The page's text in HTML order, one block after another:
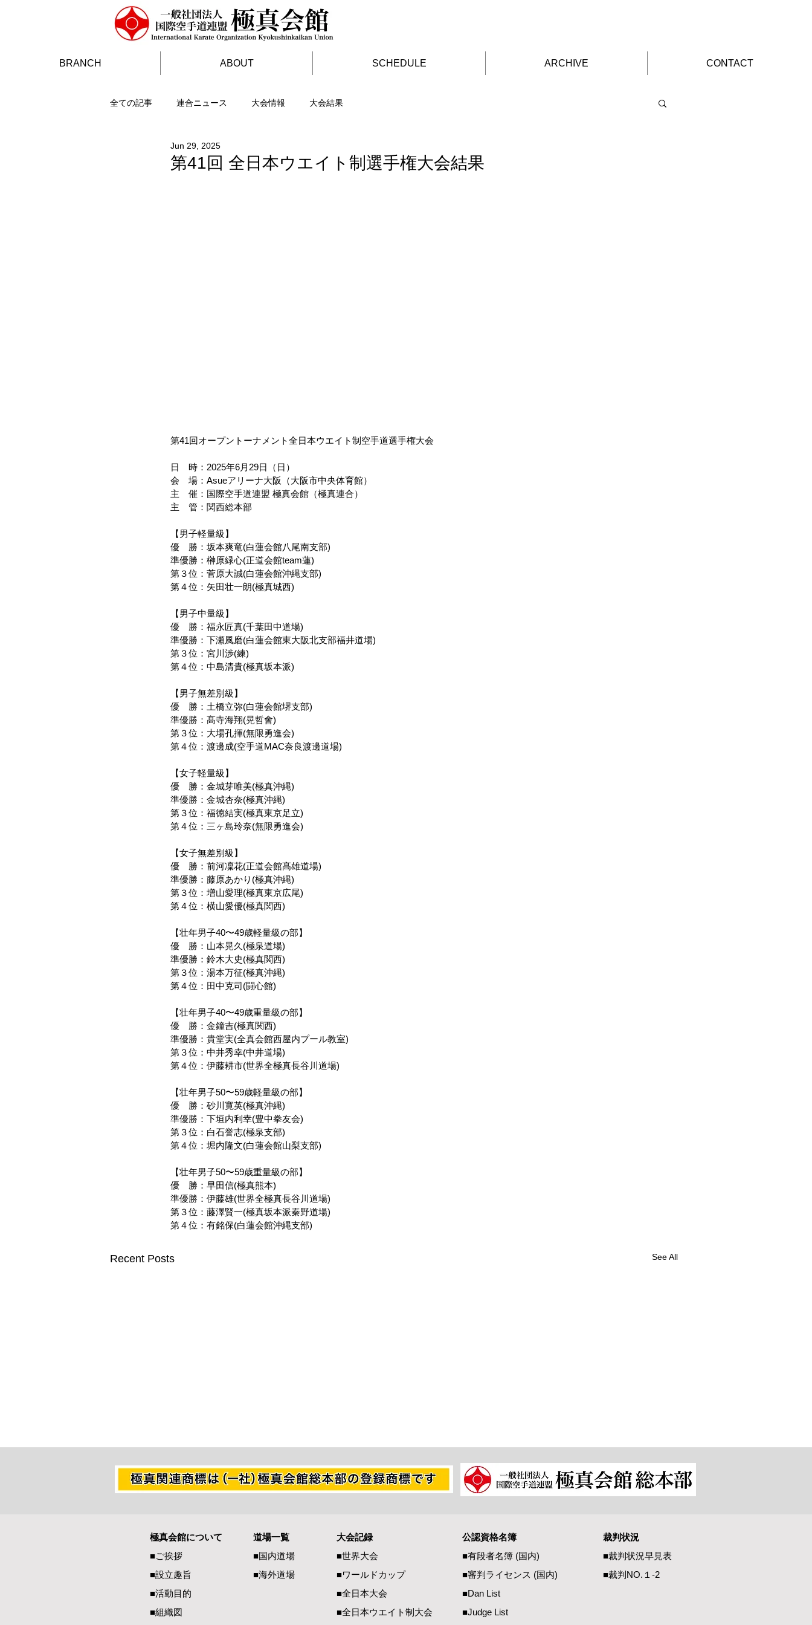
BRANCH ABOUT SCHEDULE ARCHIVE CONTACT
全ての記事 連合ニュース 大会情報 大会結果
第41回 全日本ウエイト制選手権大会結果
Jun 29, 2025
第41回オープントーナメント全日本ウエイト制空手道選手権大会
日　時：2025年6月29日（日）
会　場：Asueアリーナ大阪（大阪市中央体育館）
主　催：国際空手道連盟 極真会館（極真連合）
主　管：関西総本部
【男子軽量級】
優　勝：坂本爽竜(白蓮会館八尾南支部)
準優勝：榊原緑心(正道会館team蓮)
第３位：菅原大誠(白蓮会館沖縄支部)
第４位：矢田壮一朗(極真城西)
【男子中量級】
優　勝：福永匠真(千葉田中道場)
準優勝：下瀬風磨(白蓮会館東大阪北支部福井道場)
第３位：宮川渉(練)
第４位：中島清貴(極真坂本派)
【男子無差別級】
優　勝：土橋立弥(白蓮会館堺支部)
準優勝：髙寺海翔(晃哲會)
第３位：大場孔揮(無限勇進会)
第４位：渡邊成(空手道MAC奈良渡邊道場)
【女子軽量級】
優　勝：金城芽唯美(極真沖縄)
準優勝：金城杏奈(極真沖縄)
第３位：福徳結実(極真東京足立)
第４位：三ヶ島玲奈(無限勇進会)
【女子無差別級】
優　勝：前河凜花(正道会館髙雄道場)
準優勝：藤原あかり(極真沖縄)
第３位：増山愛理(極真東京広尾)
第４位：横山愛優(極真関西)
【壮年男子40〜49歳軽量級の部】
優　勝：山本晃久(極泉道場)
準優勝：鈴木大史(極真関西)
第３位：湯本万征(極真沖縄)
第４位：田中克司(闘心館)
【壮年男子40〜49歳重量級の部】
優　勝：金鐘吉(極真関西)
準優勝：貴堂実(全真会館西屋内プール教室)
第３位：中井秀幸(中井道場)
第４位：伊藤耕市(世界全極真長谷川道場)
【壮年男子50〜59歳軽量級の部】
優　勝：砂川寛英(極真沖縄)
準優勝：下垣内利幸(豊中拳友会)
第３位：白石誉志(極泉支部)
第４位：堀内隆文(白蓮会館山梨支部)
【壮年男子50〜59歳重量級の部】
優　勝：早田信(極真熊本)
準優勝：伊藤雄(世界全極真長谷川道場)
第３位：藤澤賢一(極真坂本派秦野道場)
第４位：有銘保(白蓮会館沖縄支部)
Recent Posts See All
入賞者
第2回全日本型大会 結果
第7回極真連合杯ワールドカ
ップ大会情報
極真会館について
■ご挨拶
■設立趣旨
■活動目的
■組織図
道場一覧
■国内道場
■海外道場
大会記録
■世界大会
​■ワールドカップ
■全日本大会
■全日本ウエイト制大会
公認資格名簿
■有段者名簿 (国内)
■審判ライセンス (国内)
■Dan List
■Judge List
裁判状況
■裁判状況早見表
■裁判NO.１-2